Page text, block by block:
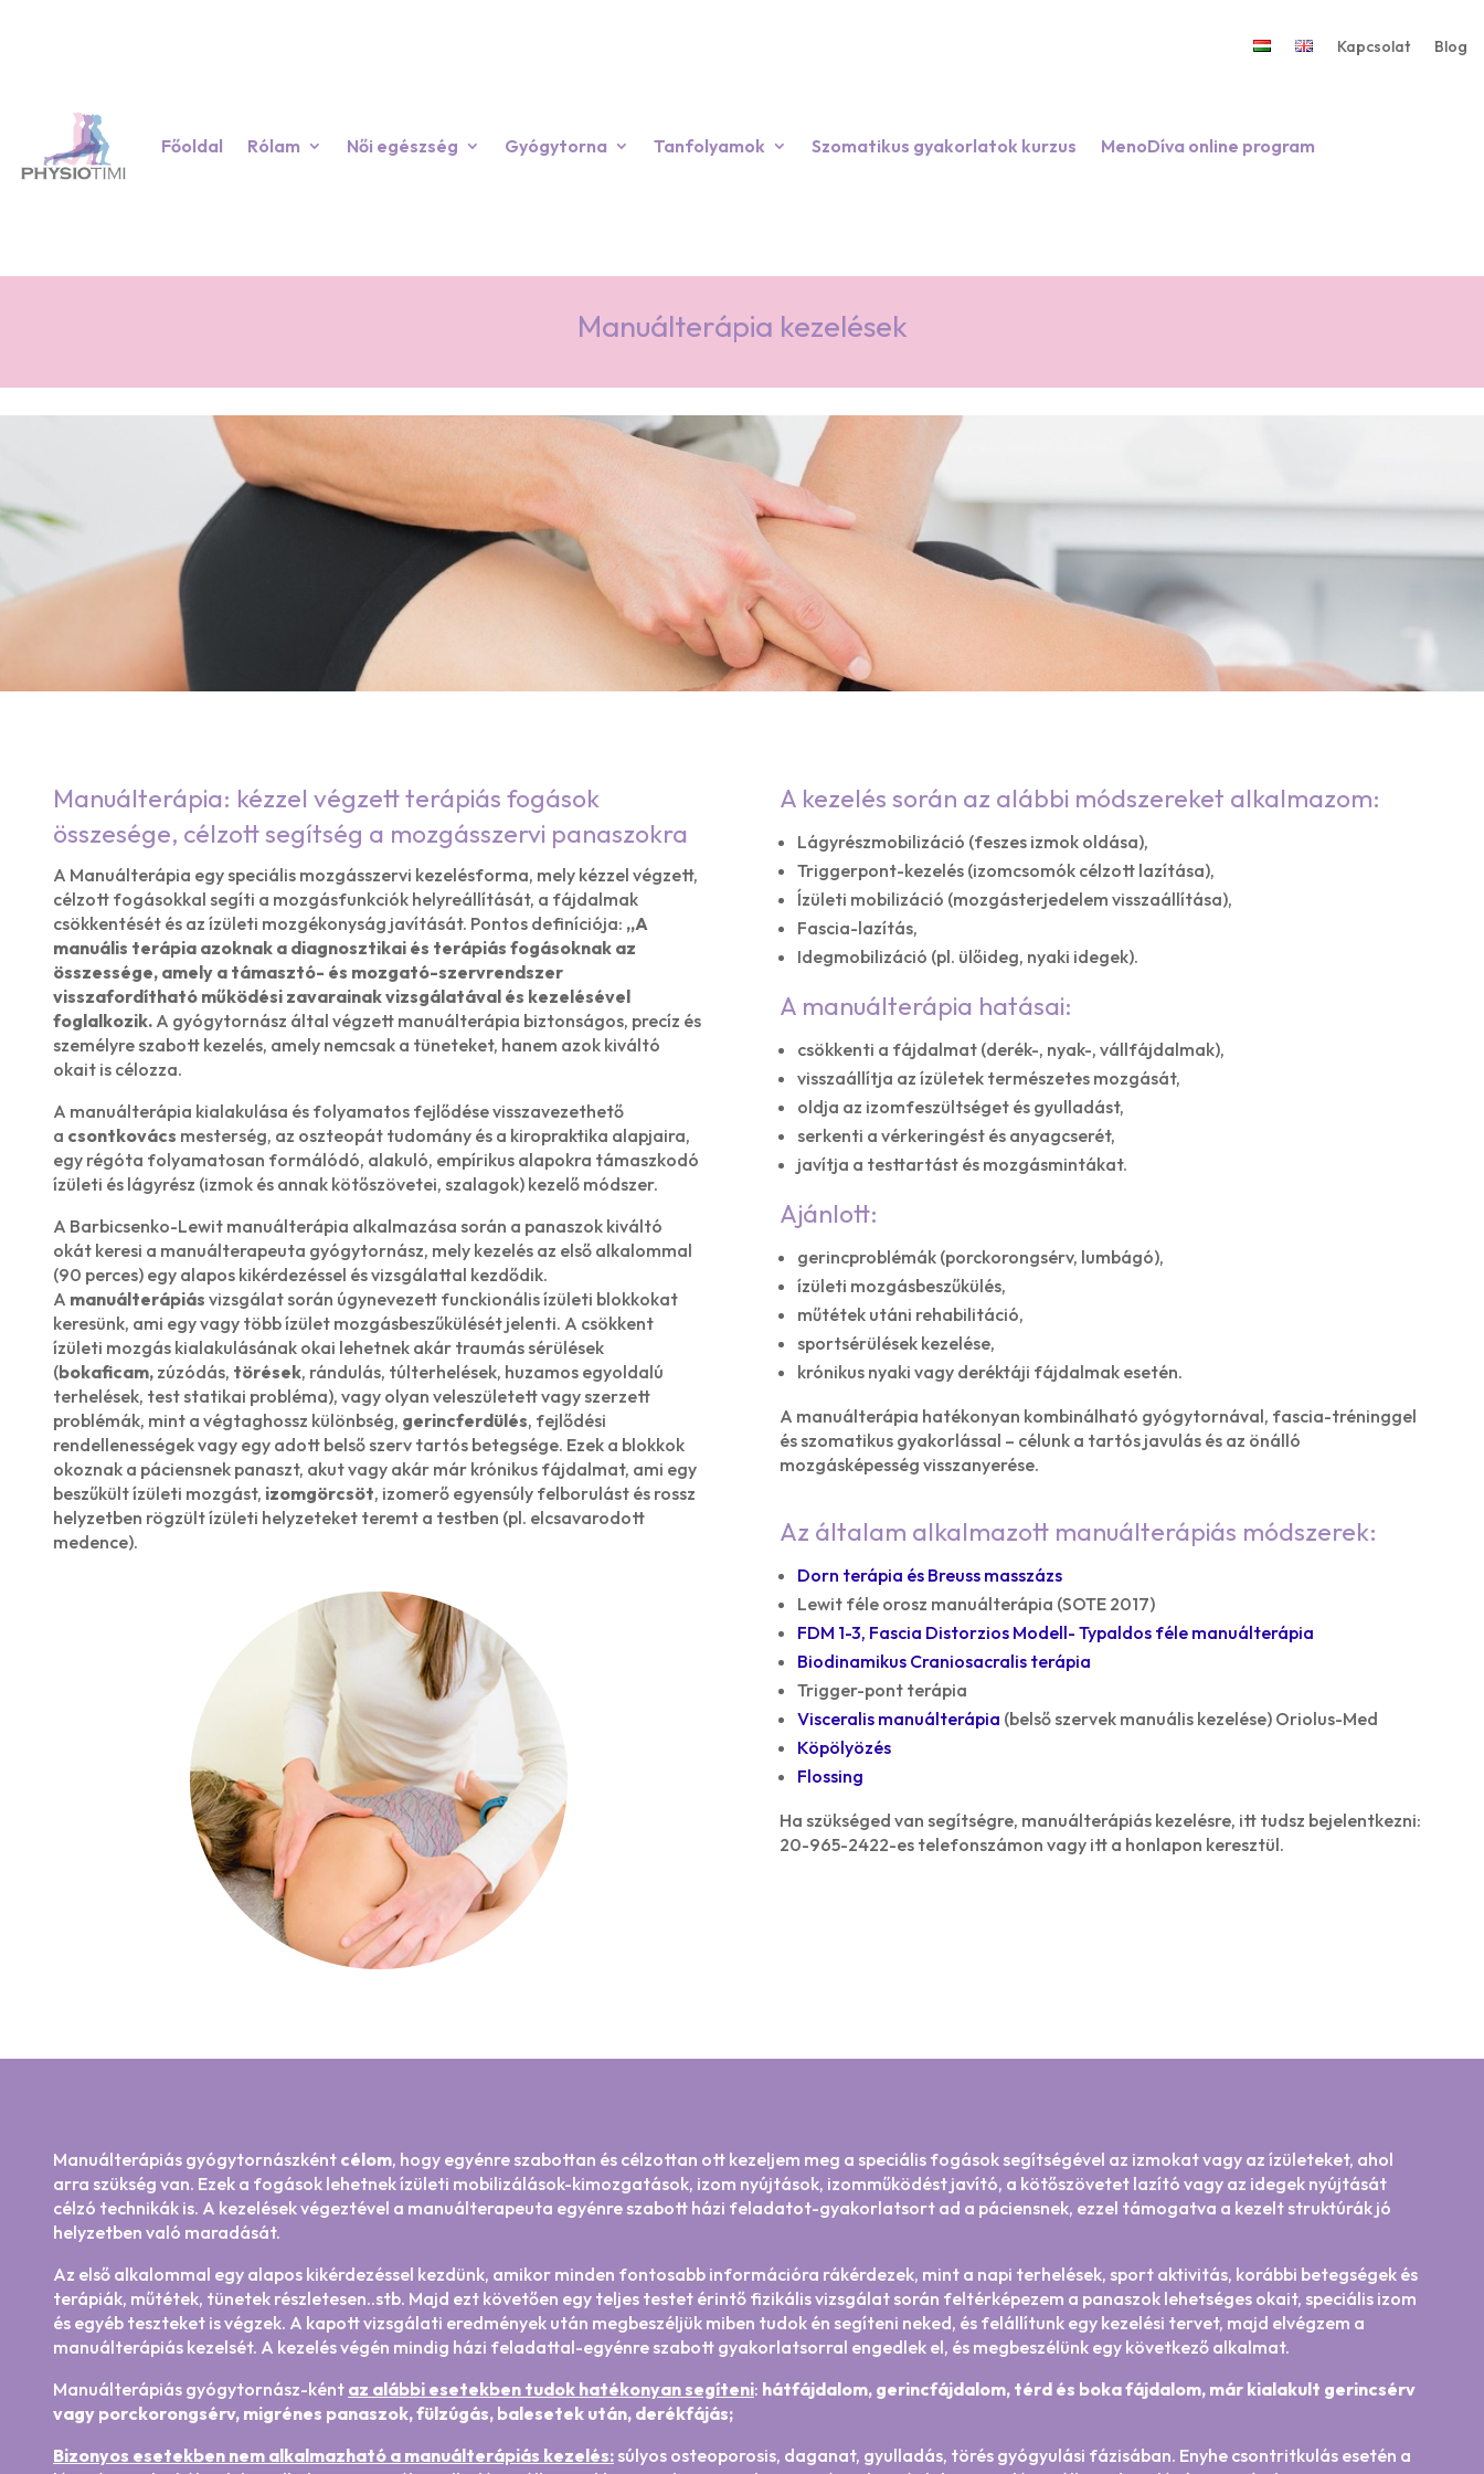
Kapcsolat Blog
Főoldal Rólam Női egészség Gyógytorna Tanfolyamok Szomatikus gyakorlatok kurzus MenoDíva online program
Manuálterápia kezelések
Manuálterápia: kézzel végzett terápiás fogások
összesége, célzott segítség a mozgásszervi panaszokra
A Manuálterápia egy speciális mozgásszervi kezelésforma, mely kézzel végzett,
célzott fogásokkal segíti a mozgásfunkciók helyreállítását, a fájdalmak
csökkentését és az ízületi mozgékonyság javítását. Pontos definíciója: „A
manuális terápia azoknak a diagnosztikai és terápiás fogásoknak az
összessége, amely a támasztó- és mozgató-szervrendszer
visszafordítható működési zavarainak vizsgálatával és kezelésével
foglalkozik. A gyógytornász által végzett manuálterápia biztonságos, precíz és
személyre szabott kezelés, amely nemcsak a tüneteket, hanem azok kiváltó
okait is célozza.
A manuálterápia kialakulása és folyamatos fejlődése visszavezethető
a csontkovács mesterség, az oszteopát tudomány és a kiropraktika alapjaira,
egy régóta folyamatosan formálódó, alakuló, empírikus alapokra támaszkodó
ízületi és lágyrész (izmok és annak kötőszövetei, szalagok) kezelő módszer.
A Barbicsenko-Lewit manuálterápia alkalmazása során a panaszok kiváltó
okát keresi a manuálterapeuta gyógytornász, mely kezelés az első alkalommal
(90 perces) egy alapos kikérdezéssel és vizsgálattal kezdődik.
A manuálterápiás vizsgálat során úgynevezett funckionális ízületi blokkokat
keresünk, ami egy vagy több ízület mozgásbeszűkülését jelenti. A csökkent
ízületi mozgás kialakulásának okai lehetnek akár traumás sérülések
(bokaficam, zúzódás, törések, rándulás, túlterhelések, huzamos egyoldalú
terhelések, test statikai probléma), vagy olyan veleszületett vagy szerzett
problémák, mint a végtaghossz különbség, gerincferdülés, fejlődési
rendellenességek vagy egy adott belső szerv tartós betegsége. Ezek a blokkok
okoznak a páciensnek panaszt, akut vagy akár már krónikus fájdalmat, ami egy
beszűkült ízületi mozgást, izomgörcsöt, izomerő egyensúly felborulást és rossz
helyzetben rögzült ízületi helyzeteket teremt a testben (pl. elcsavarodott
medence).
A kezelés során az alábbi módszereket alkalmazom:
Lágyrészmobilizáció (feszes izmok oldása),
Triggerpont-kezelés (izomcsomók célzott lazítása),
Ízületi mobilizáció (mozgásterjedelem visszaállítása),
Fascia-lazítás,
Idegmobilizáció (pl. ülőideg, nyaki idegek).
A manuálterápia hatásai:
csökkenti a fájdalmat (derék-, nyak-, vállfájdalmak),
visszaállítja az ízületek természetes mozgását,
oldja az izomfeszültséget és gyulladást,
serkenti a vérkeringést és anyagcserét,
javítja a testtartást és mozgásmintákat.
Ajánlott:
gerincproblémák (porckorongsérv, lumbágó),
ízületi mozgásbeszűkülés,
műtétek utáni rehabilitáció,
sportsérülések kezelése,
krónikus nyaki vagy deréktáji fájdalmak esetén.
A manuálterápia hatékonyan kombinálható gyógytornával, fascia-tréninggel
és szomatikus gyakorlással – célunk a tartós javulás és az önálló
mozgásképesség visszanyerése.
Az általam alkalmazott manuálterápiás módszerek:
Dorn terápia és Breuss masszázs
Lewit féle orosz manuálterápia (SOTE 2017)
FDM 1-3, Fascia Distorzios Modell- Typaldos féle manuálterápia
Biodinamikus Craniosacralis terápia
Trigger-pont terápia
Visceralis manuálterápia (belső szervek manuális kezelése) Oriolus-Med
Köpölyözés
Flossing
Ha szükséged van segítségre, manuálterápiás kezelésre, itt tudsz bejelentkezni:
20-965-2422-es telefonszámon vagy itt a honlapon keresztül.
Manuálterápiás gyógytornászként célom, hogy egyénre szabottan és célzottan ott kezeljem meg a speciális fogások segítségével az izmokat vagy az ízületeket, ahol
arra szükség van. Ezek a fogások lehetnek ízületi mobilizálások-kimozgatások, izom nyújtások, izomműködést javító, a kötőszövetet lazító vagy az idegek nyújtását
célzó technikák is. A kezelések végeztével a manuálterapeuta egyénre szabott házi feladatot-gyakorlatsort ad a páciensnek, ezzel támogatva a kezelt struktúrák jó
helyzetben való maradását.
Az első alkalommal egy alapos kikérdezéssel kezdünk, amikor minden fontosabb információra rákérdezek, mint a napi terhelések, sport aktivitás, korábbi betegségek és
terápiák, műtétek, tünetek részletesen..stb. Majd ezt követően egy teljes testet érintő fizikális vizsgálat során feltérképezem a panaszok lehetséges okait, speciális izom
és egyéb teszteket is végzek. A kapott vizsgálati eredmények után megbeszéljük miben tudok én segíteni neked, és felállítunk egy kezelési tervet, majd elvégzem a
manuálterápiás kezelsét. A kezelés végén mindig házi feladattal-egyénre szabott gyakorlatsorral engedlek el, és megbeszélünk egy következő alkalmat.
Manuálterápiás gyógytornász-ként az alábbi esetekben tudok hatékonyan segíteni: hátfájdalom, gerincfájdalom, térd és boka fájdalom, már kialakult gerincsérv
vagy porckorongsérv, migrénes panaszok, fülzúgás, balesetek után, derékfájás;
Bizonyos esetekben nem alkalmazható a manuálterápiás kezelés: súlyos osteoporosis, daganat, gyulladás, törés gyógyulási fázisában. Enyhe csontritkulás esetén a